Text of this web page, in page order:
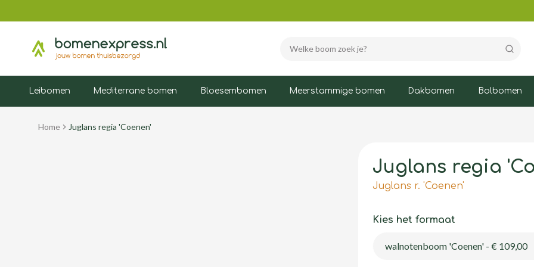
Leibomen Mediterrane bomen Bloesembomen Meerstammige bomen Dakbomen Bolbomen
Home Juglans regia 'Coenen'
Juglans regia
Juglans r. 'Coenen'
Kies het formaat
walnotenboom 'Coenen' - € 109,00